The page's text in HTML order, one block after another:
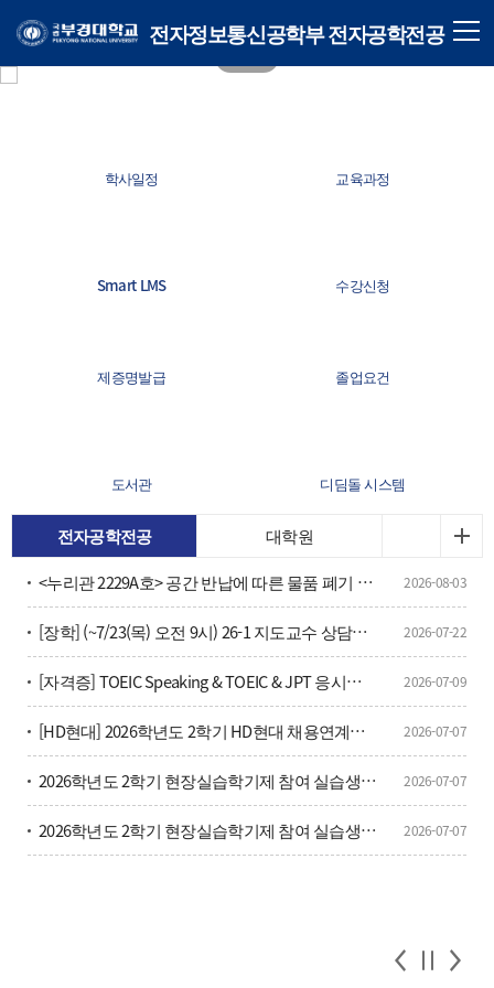
전자정보통신공학부 전자공학전공
학사일정 교육과정
Smart LMS 수강신청
제증명발급 졸업요건
도서관 디딤돌 시스템
전자공학전공
대학원
<누리관 2229A호> 공간 반납에 따른 물품 폐기 안내
2026-08-03
[장학] (~7/23(목) 오전 9시) 26-1 지도교수 상담횟수 확인 및 안내 2026-07-22
[자격증] TOEIC Speaking & TOEIC & JPT 응시료 할인 및 방법 안내(학부생, 대학원생 포함) 2026-07-09
[HD현대] 2026학년도 2학기 HD현대 채용연계형 현장실습학기제 모집 2026-07-07
2026학년도 2학기 현장실습학기제 참여 실습생 모집 안내 2026-07-07
2026학년도 2학기 현장실습학기제 참여 실습생 모집 안내 2026-07-07